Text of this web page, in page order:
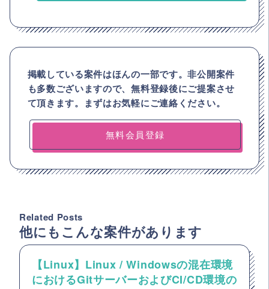
掲載している案件はほんの一部です。非公開案件
も多数ございますので、無料登録後にご提案させ
て頂きます。まずはお気軽にご連絡ください。
無料会員登録
Related Posts
他にもこんな案件があります
【Linux】Linux / Windowsの混在環境
におけるGitサーバーおよびCI/CD環境の